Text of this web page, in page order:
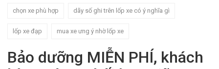
chọn xe phù hợp dãy số ghi trên lốp xe có ý nghĩa gì
lốp xe đạp mua xe ưng ý nhờ lốp xe
Bảo dưỡng MIỄN PHÍ, khách